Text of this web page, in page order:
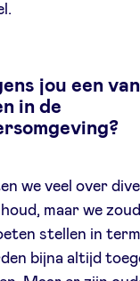
jou een
in de
we veel over
maar we
stellen in
bijna altijd